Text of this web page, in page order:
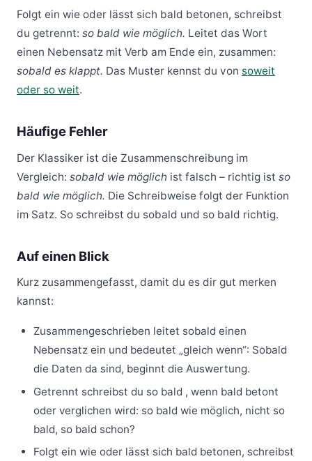
Folgt ein wie oder lässt sich bald betonen, schreibst
du getrennt: so bald wie möglich. Leitet das Wort
einen Nebensatz mit Verb am Ende ein, zusammen:
sobald es klappt. Das Muster kennst du von soweit
oder so weit.
Häufige Fehler
Der Klassiker ist die Zusammenschreibung im
Vergleich: sobald wie möglich ist falsch – richtig ist so
bald wie möglich. Die Schreibweise folgt der Funktion
im Satz. So schreibst du sobald und so bald richtig.
Auf einen Blick
Kurz zusammengefasst, damit du es dir gut merken
kannst:
Zusammengeschrieben leitet sobald einen
Nebensatz ein und bedeutet „gleich wenn“: Sobald
die Daten da sind, beginnt die Auswertung.
Getrennt schreibst du so bald , wenn bald betont
oder verglichen wird: so bald wie möglich, nicht so
bald, so bald schon?
Folgt ein wie oder lässt sich bald betonen, schreibst